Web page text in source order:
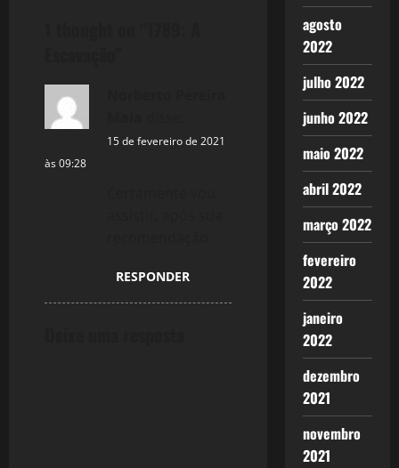
15 de fevereiro de 2021
às 09:28
RESPONDER
agosto
2022
julho 2022
junho 2022
maio 2022
abril 2022
março 2022
fevereiro
2022
janeiro
2022
dezembro
2021
novembro
2021